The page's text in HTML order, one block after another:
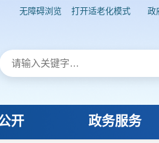
无障碍浏览 打开适老化模式 政
开 政务服务